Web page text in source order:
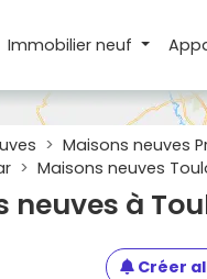
Immobilier neuf
Maisons neuves
Maisons neuves
neuves à
Créer